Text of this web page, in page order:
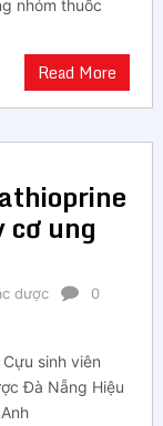
nhóm thuốc
Read More
cơ ung
dược
0
sinh viên
Đà Nẵng Hiệu